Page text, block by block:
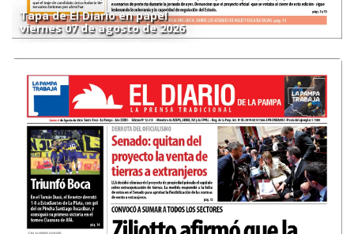
Tapa de El Diario en papel
viernes 07 de agosto de 2026